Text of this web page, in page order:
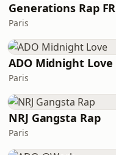
Generations Rap FR
Paris
ADO Midnight Love
Paris
NRJ Gangsta Rap
Paris